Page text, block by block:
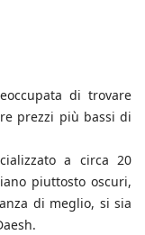
di trovare
prezzi più bassi di
a circa 20
piuttosto oscuri,
di meglio, si sia